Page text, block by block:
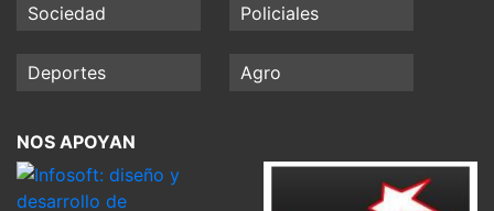
Sociedad Policiales
Deportes Agro
NOS APOYAN